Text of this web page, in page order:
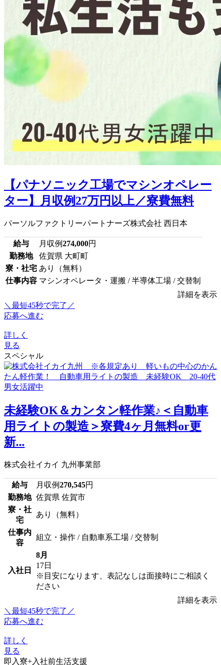
【パナソニック工場でマシンオペレー
ター】月収例27万円以上／寮費無料
パーソルファクトリーパートナーズ株式会社 西日本
給与 月収例274,000円
勤務地
佐賀県 大町町
寮・社宅 あり（無料）
仕事内容 マシンオペレータ・運搬 / 半導体工場 / 交替制
詳細を表示
＼最短45秒で完了／
応募へ進む
詳しく
見る
スペシャル
未経験OK＆カンタン軽作業♪＜自動車
用ライトの製造＞寮費4ヶ月無料or更
新...
株式会社イカイ 九州事業部
給与 月収例270,545円
勤務地 佐賀県 佐賀市
寮・社
宅
あり（無料）
仕事内
容
組立・操作 / 自動車系工場 / 交替制
入社日
8月
17日
※目安になります、表記なしは面接時にご相談く
ださい
詳細を表示
＼最短45秒で完了／
応募へ進む
詳しく
見る
即入寮+入社前生活支援